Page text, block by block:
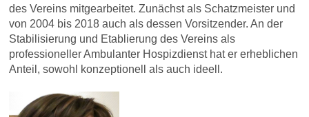
des Vereins mitgearbeitet. Zunächst als Schatzmeister und
von 2004 bis 2018 auch als dessen Vorsitzender. An der
Stabilisierung und Etablierung des Vereins als
professioneller Ambulanter Hospizdienst hat er erheblichen
Anteil, sowohl konzeptionell als auch ideell.